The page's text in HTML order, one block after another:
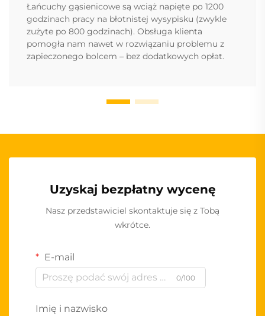
Łańcuchy gąsienicowe są wciąż napięte po 1200
godzinach pracy na błotnistej wysypisku (zwykle
zużyte po 800 godzinach). Obsługa klienta
pomogła nam nawet w rozwiązaniu problemu z
zapieczonego bolcem – bez dodatkowych opłat.
Uzyskaj bezpłatny wycenę
Nasz przedstawiciel skontaktuje się z Tobą
wkrótce.
E-mail
0/100
Imię i nazwisko